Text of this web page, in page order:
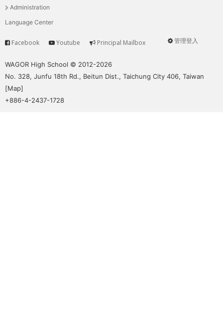
單Administration
Language Center
User
管理登入
Service
Facebook Youtube Principal Mailbox
WAGOR High School © 2012-2026
No. 328, Junfu 18th Rd., Beitun Dist., Taichung City 406, Taiwan
[Map]
+886-4-2437-1728